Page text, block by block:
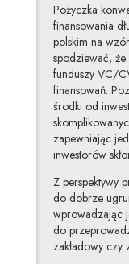
Pożyczka
finansowania
polskim na
spodziewać,
funduszy VC/
finansowań.
środki od
zapewniając
inwestorów
Z perspektywy
do dobrze
wprowadzając
do
zakładowy czy